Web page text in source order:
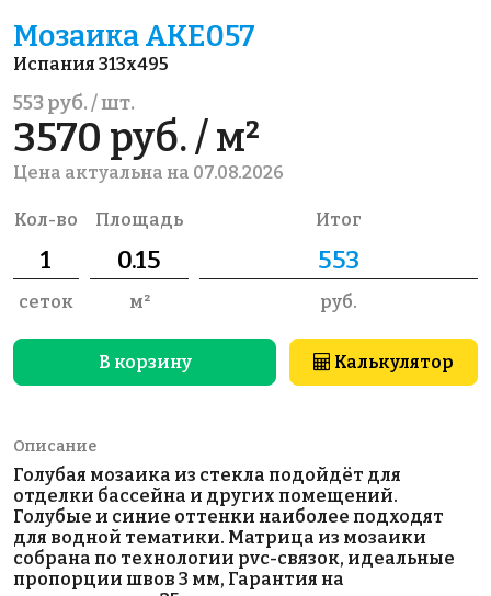
Мозаика AKE057
Испания 313x495
553 руб. / шт.
3570 руб. / м²
Цена актуальна на 07.08.2026
Кол-во
сеток
Площадь
м²
Итог
руб.
В корзину Калькулятор
Описание
Голубая мозаика из стекла подойдёт для
отделки бассейна и других помещений.
Голубые и синие оттенки наиболее подходят
для водной тематики. Матрица из мозаики
собрана по технологии pvc-связок, идеальные
пропорции швов 3 мм, Гарантия на